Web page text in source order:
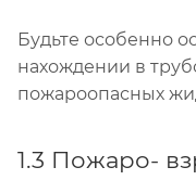
Будьте особенно
нахождении в
пожароопасных
1.3 Пожаро-